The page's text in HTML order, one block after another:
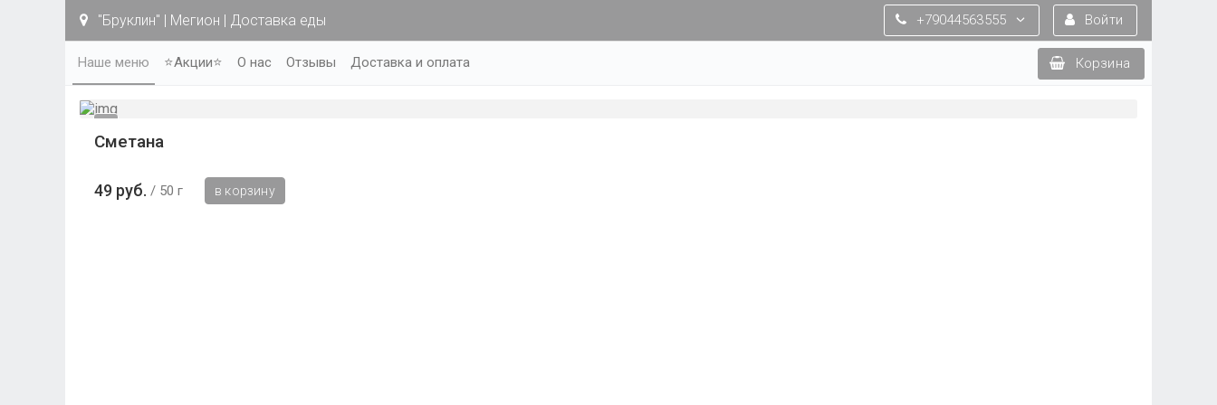
Войти
+79044563555
"Бруклин" | Мегион | Доставка еды
Корзина
Наше меню ⭐Акции⭐ О нас Отзывы Доставка и оплата
Сметана
49 руб. 50 г в корзину